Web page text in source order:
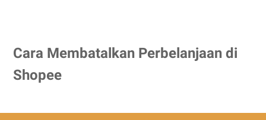
Cara Membatalkan Perbelanjaan di
Shopee